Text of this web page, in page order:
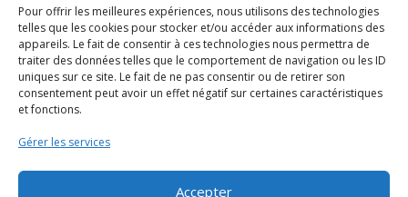
Pour offrir les meilleures expériences, nous utilisons des technologies
telles que les cookies pour stocker et/ou accéder aux informations des
appareils. Le fait de consentir à ces technologies nous permettra de
traiter des données telles que le comportement de navigation ou les ID
uniques sur ce site. Le fait de ne pas consentir ou de retirer son
consentement peut avoir un effet négatif sur certaines caractéristiques
et fonctions.
Gérer les services
Accepter
Réalisé avecWeby Lab|Mentions Légales